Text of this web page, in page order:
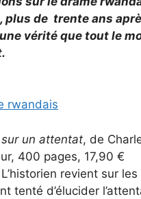
plus de trente ans
vérité que tout le
rwandais
un attentat, de
400 pages, 17,90 €
L’historien revient sur les
tenté d’élucider